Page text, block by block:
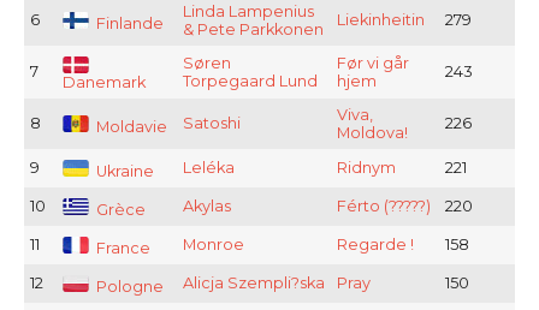
6 Finlande
Linda Lampenius
& Pete Parkkonen
Liekinheitin 279
7
Danemark
Søren
Torpegaard Lund
Før vi går
hjem
243
8 Moldavie Satoshi
Viva,
Moldova!
226
9 Ukraine Leléka Ridnym 221
10 Grèce Akylas Férto (?????) 220
11 France Monroe Regarde ! 158
12 Pologne Alicja Szempli?ska Pray 150